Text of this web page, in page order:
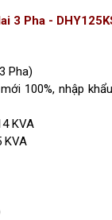
400;230
(L)
piston
3 Pha -
Pha)
100%, nhập
KVA
KVA